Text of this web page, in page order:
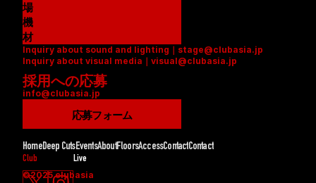
場
資
料
(
P
D
F
機
材
リ
ス
ト
(
D
F
)
Inquiry about sound and lighting｜stage@clubasia.jp
Inquiry about visual media｜visual@clubasia.jp
採用への応募
info@clubasia.jp
応募フォーム
HomeDeep CutsEventsAboutFloorsAccessContactContact
Club Live
©2025 clubasia